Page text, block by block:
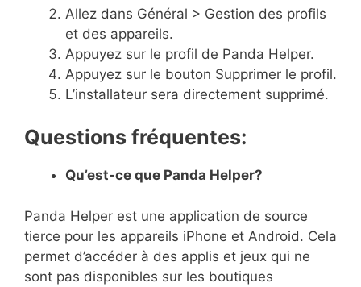
Allez dans Général > Gestion des profils
et des appareils.
Appuyez sur le profil de Panda Helper.
Appuyez sur le bouton Supprimer le profil.
L’installateur sera directement supprimé.
Questions fréquentes:
Qu’est-ce que Panda Helper?
Panda Helper est une application de source
tierce pour les appareils iPhone et Android. Cela
permet d’accéder à des applis et jeux qui ne
sont pas disponibles sur les boutiques